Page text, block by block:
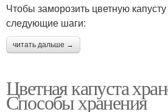
Чтобы заморозить цветную
следующие шаги:
читать дальше →
Цветная капуста
Способы хранения